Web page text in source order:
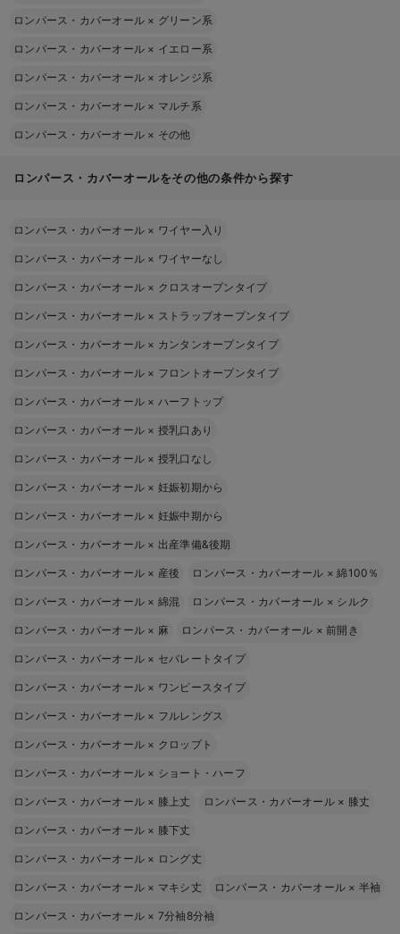
ロンパース・カバーオール × グリーン系
ロンパース・カバーオール × イエロー系
ロンパース・カバーオール × オレンジ系
ロンパース・カバーオール × マルチ系
ロンパース・カバーオール × その他
ロンパース・カバーオールをその他の条件から探す
ロンパース・カバーオール × ワイヤー入り
ロンパース・カバーオール × ワイヤーなし
ロンパース・カバーオール × クロスオープンタイプ
ロンパース・カバーオール × ストラップオープンタイプ
ロンパース・カバーオール × カンタンオープンタイプ
ロンパース・カバーオール × フロントオープンタイプ
ロンパース・カバーオール × ハーフトップ
ロンパース・カバーオール × 授乳口あり
ロンパース・カバーオール × 授乳口なし
ロンパース・カバーオール × 妊娠初期から
ロンパース・カバーオール × 妊娠中期から
ロンパース・カバーオール × 出産準備&後期
ロンパース・カバーオール × 産後 ロンパース・カバーオール ×綿100％
ロンパース・カバーオール × 綿混 ロンパース・カバーオール × シルク
ロンパース・カバーオール × 麻 ロンパース・カバーオール ×前開き
ロンパース・カバーオール × セパレートタイプ
ロンパース・カバーオール × ワンピースタイプ
ロンパース・カバーオール × フルレングス
ロンパース・カバーオール × クロップト
ロンパース・カバーオール × ショート・ハーフ
ロンパース・カバーオール × 膝上丈 ロンパース・カバーオール × 膝丈
ロンパース・カバーオール × 膝下丈
ロンパース・カバーオール × ロング丈
ロンパース・カバーオール × マキシ丈 ロンパース・カバーオール × 半袖
ロンパース・カバーオール × 7分袖8分袖